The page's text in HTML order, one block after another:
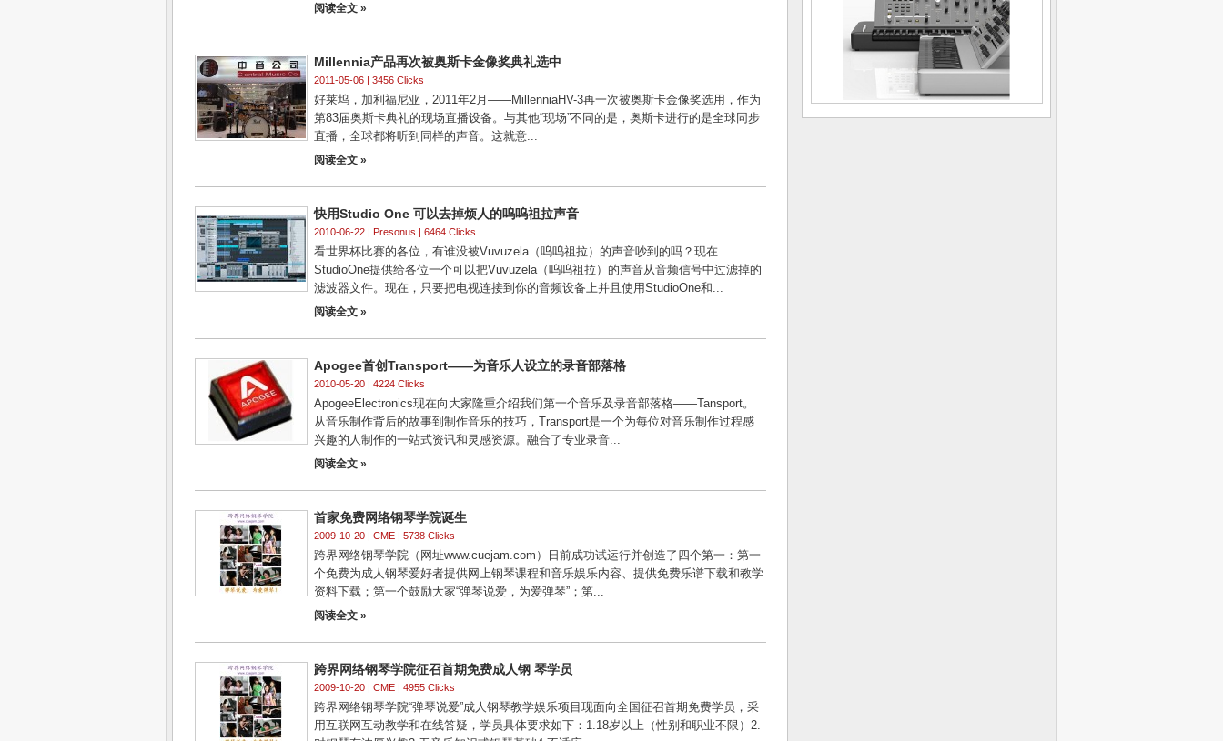
阅读全文 »
Millennia产品再次被奥斯卡金像奖典礼选中
2011-05-06 | 3456 Clicks
好莱坞，加利福尼亚，2011年2月——MillenniaHV-3再一次被奥斯卡金像奖选用，作为
第83届奥斯卡典礼的现场直播设备。与其他“现场”不同的是，奥斯卡进行的是全球同步
直播，全球都将听到同样的声音。这就意...
阅读全文 »
快用Studio One 可以去掉烦人的呜呜祖拉声音
2010-06-22 | Presonus | 6464 Clicks
看世界杯比赛的各位，有谁没被Vuvuzela（呜呜祖拉）的声音吵到的吗？现在
StudioOne提供给各位一个可以把Vuvuzela（呜呜祖拉）的声音从音频信号中过滤掉的
滤波器文件。现在，只要把电视连接到你的音频设备上并且使用StudioOne和...
阅读全文 »
Apogee首创Transport——为音乐人设立的录音部落格
2010-05-20 | 4224 Clicks
ApogeeElectronics现在向大家隆重介绍我们第一个音乐及录音部落格——Tansport。
从音乐制作背后的故事到制作音乐的技巧，Transport是一个为每位对音乐制作过程感
兴趣的人制作的一站式资讯和灵感资源。融合了专业录音...
阅读全文 »
首家免费网络钢琴学院诞生
2009-10-20 |CME | 5738 Clicks
跨界网络钢琴学院（网址www.cuejam.com）日前成功试运行并创造了四个第一：第一
个免费为成人钢琴爱好者提供网上钢琴课程和音乐娱乐内容、提供免费乐谱下载和教学
资料下载；第一个鼓励大家“弹琴说爱，为爱弹琴”；第...
阅读全文 »
跨界网络钢琴学院征召首期免费成人钢 琴学员
2009-10-20 |CME | 4955 Clicks
跨界网络钢琴学院“弹琴说爱”成人钢琴教学娱乐项目现面向全国征召首期免费学员，采
用互联网互动教学和在线答疑，学员具体要求如下：1.18岁以上（性别和职业不限）2.